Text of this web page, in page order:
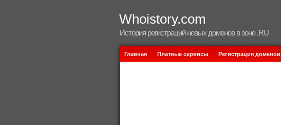
Whoistory.com
История регистраций новых доменов в зоне .RU
Главная Платные сервисы Регистрация доменов